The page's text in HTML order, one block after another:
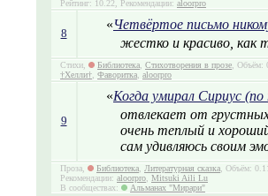
Рейтинг: 10.22, Рекомендации: aloorpro
8
«Четвёртое письмо
жестко и красиво, как
Стихи, Библиотека Стихотворения в прозе , Объём:
†Хелли† Фаворитка aloorpro
9
«Когда умирал Сириус
отвлекает от
очень теплый и
сам удивляюсь своим
Проза, Библиотека Литературная сказка , Объём:
Рекомендации: aloorpro Mitsuki Aili Lu
В сообществах:
Альманах "Мирари"